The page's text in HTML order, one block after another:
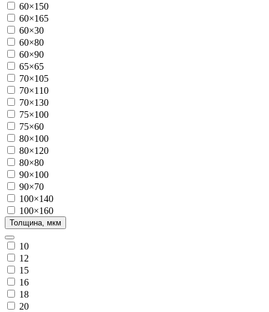
60×150
60×165
60×30
60×80
60×90
65×65
70×105
70×110
70×130
75×100
75×60
80×100
80×120
80×80
90×100
90×70
100×140
100×160
Толщина, мкм
10
12
15
16
18
20